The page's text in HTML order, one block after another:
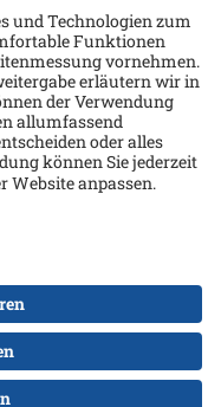
Kontakt
zzgl.
wenn